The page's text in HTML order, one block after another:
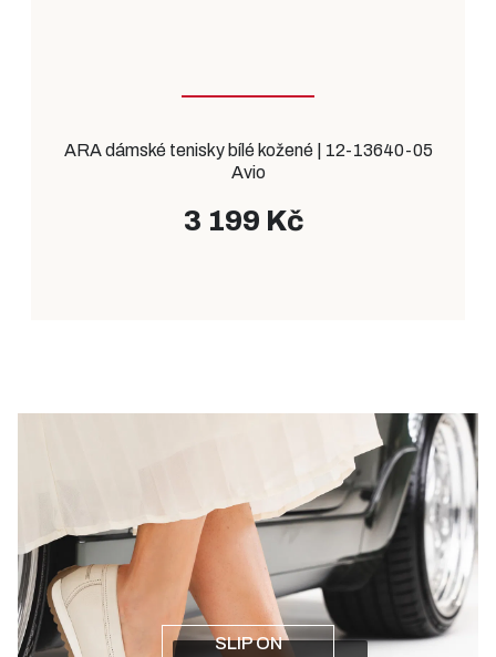
ARA dámské tenisky bílé kožené | 12-13640-05
Avio
3 199 Kč
SLIP ON